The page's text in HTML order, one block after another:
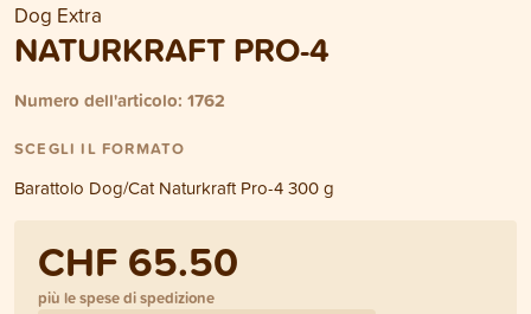
Dog Extra
NATURKRAFT PRO-4
Numero dell'articolo: 1762
SCEGLI IL FORMATO
Barattolo Dog/Cat Naturkraft Pro-4 300 g
CHF 65.50
più le spese di spedizione